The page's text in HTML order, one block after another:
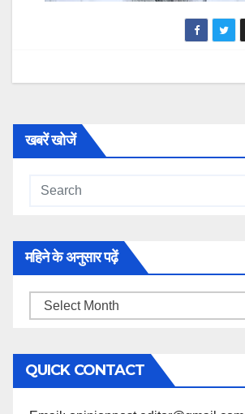
खबरें खोजें
महिने के अनुसार पढ़ें
महिने
अनुसार
पढ़ें
QUICK CONTACT